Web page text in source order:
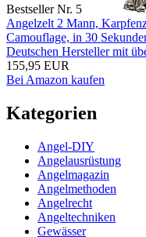
Bestseller Nr. 5
Angelzelt 2 Mann,
Camouflage, in 30
Deutschen Hersteller mit
155,95 EUR
Bei Amazon kaufen
Kategorien
Angel-DIY
Angelausrüstung
Angelmagazin
Angelmethoden
Angelrecht
Angeltechniken
Gewässer